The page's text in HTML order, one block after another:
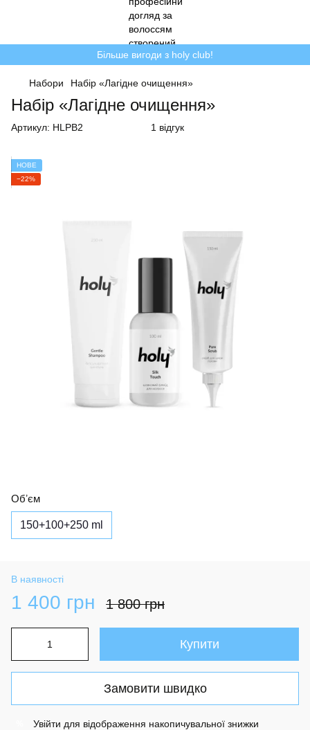
Більше вигоди з holy club!
Набори Набір «Лагідне очищення»
Набір «Лагідне очищення»
Артикул: HLPB2 1 відгук
НОВЕ
−22%
Обʼєм
150+100+250 ml
В наявності
1 400 грн 1 800 грн
Купити
Замовити швидко
Увійти для відображення накопичувальної знижки